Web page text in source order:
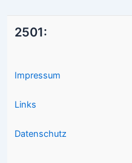
2501:
Impressum
Links
Datenschutz